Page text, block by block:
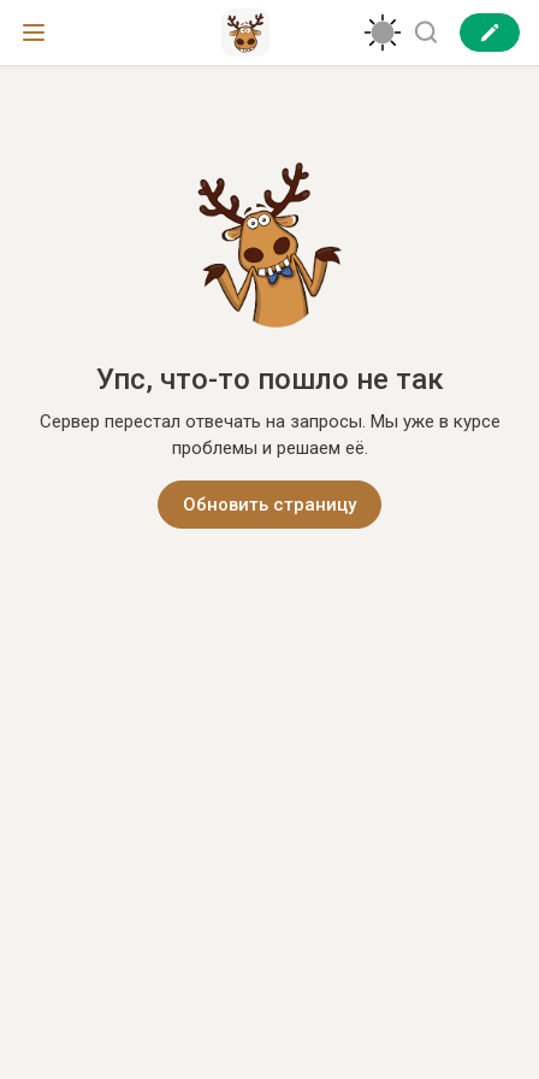
Упс, что-то пошло не так
Сервер перестал отвечать на запросы. Мы уже в курсе
проблемы и решаем её.
Обновить страницу